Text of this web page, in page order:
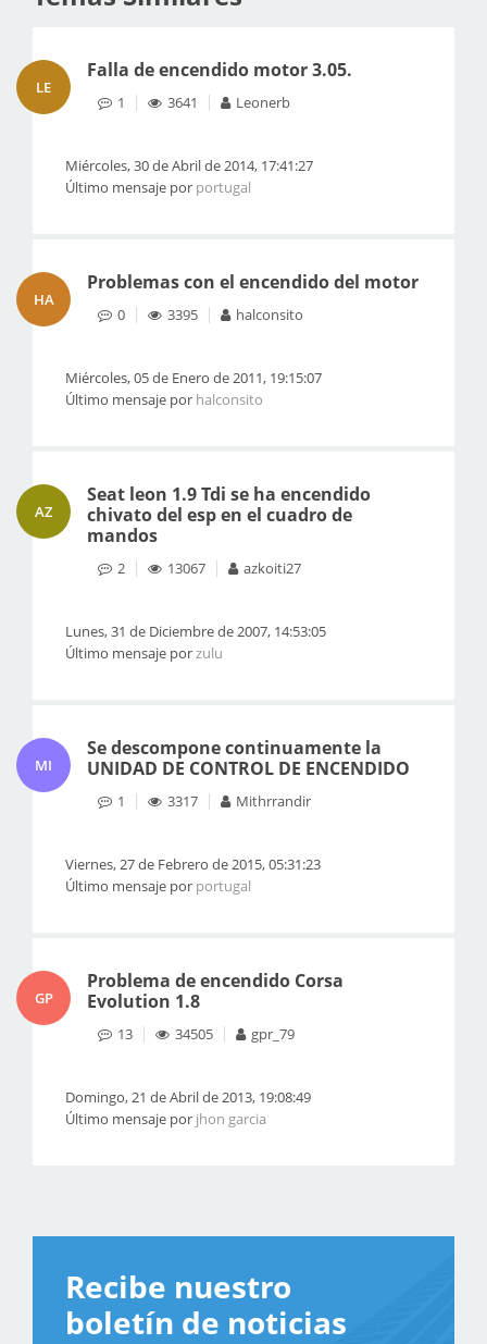
LE
Falla de encendido motor 3.05.
1 3641 Leonerb
Miércoles, 30 de Abril de 2014, 17:41:27
Último mensaje por portugal
HA
Problemas con el encendido del motor
0 3395 halconsito
Miércoles, 05 de Enero de 2011, 19:15:07
Último mensaje por halconsito
AZ
Seat leon 1.9 Tdi se ha encendido
chivato del esp en el cuadro de
mandos
2 13067 azkoiti27
Lunes, 31 de Diciembre de 2007, 14:53:05
Último mensaje porzulu
MI
Se descompone continuamente la
UNIDAD DE CONTROL DE ENCENDIDO
1 3317 Mithrrandir
Viernes, 27 de Febrero de 2015, 05:31:23
Último mensaje por portugal
GP
Problema de encendido Corsa
Evolution 1.8
13 34505 gpr_79
Domingo, 21 de Abril de 2013, 19:08:49
Último mensaje por jhon garcia
Recibe nuestro
boletín de noticias